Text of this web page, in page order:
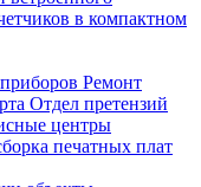
в компактном
Ремонт
Отдел претензий
центры
печатных плат